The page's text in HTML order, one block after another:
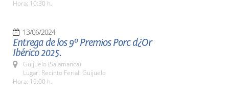
Hora: 10:30 h.
13/06/2024
Entrega de los 9º Premios Porc d¿Or
Ibérico 2025.
Guijuelo (Salamanca)
Lugar: Recinto Ferial. Guijuelo
Hora: 19:00 h.